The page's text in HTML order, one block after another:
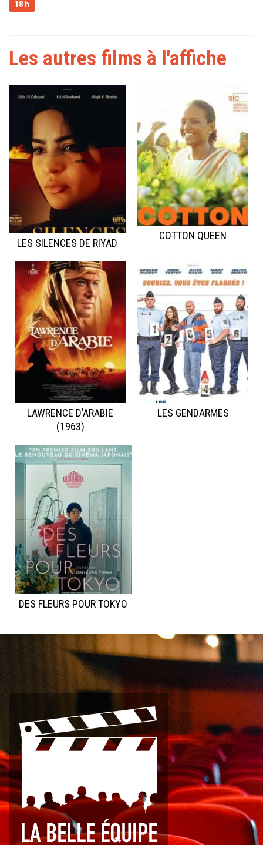
18 h
Les autres films à l'affiche
LES SILENCES DE RIYAD
COTTON QUEEN
LAWRENCE D’ARABIE
(1963)
LES GENDARMES
DES FLEURS POUR TOKYO